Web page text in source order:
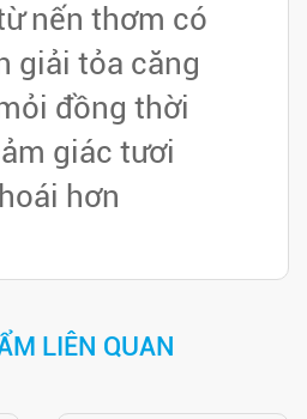
nến thơm có
giải tỏa căng
đồng thời
giác tươi
hơn
LIÊN QUAN